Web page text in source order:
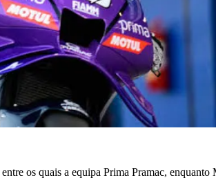
os quais a equipa Prima Pramac,